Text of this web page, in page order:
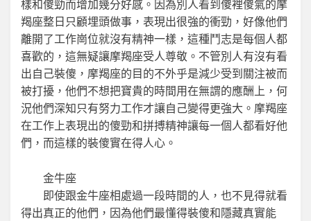
樣和傻勁而增加幾分好感。因為別人看到傻裡傻氣的摩
羯座整日只顧埋頭做事，表現出很強的衝勁，好像他們
離開了工作崗位就沒有精神一樣，這種鬥志是每個人都
喜歡的，這無疑讓摩羯座受人尊敬。不管別人有沒有看
出自己裝傻，摩羯座的目的不外乎是減少受到關注被而
被打擾，他們不想把寶貴的時間用在無謂的應酬上，何
況他們深知只有努力工作才讓自己變得更強大。摩羯座
在工作上表現出的傻勁和拼搏精神讓每一個人都看好他
們，而這樣的裝傻實在得人心。
金牛座
即使跟金牛座相處過一段時間的人，也不見得就看
得出真正的他們，因為他們最懂得裝傻和隱藏真實能